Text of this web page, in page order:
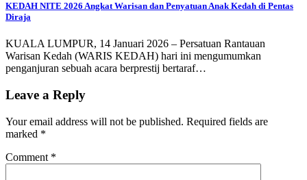
KEDAH NITE 2026 Angkat Warisan dan Penyatuan Anak Kedah di Pentas
Diraja
KUALA LUMPUR, 14 Januari 2026 – Persatuan Rantauan
Warisan Kedah (WARIS KEDAH) hari ini mengumumkan
penganjuran sebuah acara berprestij bertaraf…
Leave a Reply
Your email address will not be published. Required fields are
marked *
Comment *